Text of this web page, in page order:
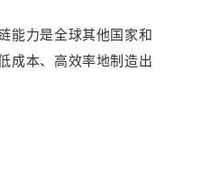
能力是全球其他国家和
成本、高效率地制造出